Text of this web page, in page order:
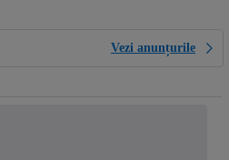
Vezi anunțurile